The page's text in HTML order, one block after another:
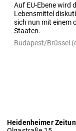
Auf EU-Ebene wird
Lebensmittel
sich nun mit einem
Staaten.
Budapest/Brüssel
Heidenheimer